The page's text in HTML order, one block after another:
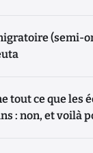
(semi-
tout ce que les
: non, et voilà